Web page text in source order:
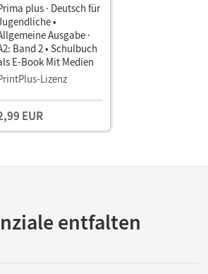
plus · Deutsch für
•
Ausgabe ·
Band 2 • Schulbuch
E-Book Mit Medien
Lizenz
EUR
entfalten